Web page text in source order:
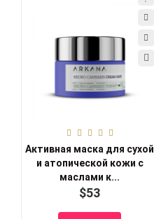
Активная маска для сухой
и атопической кожи с
маслами к...
$53